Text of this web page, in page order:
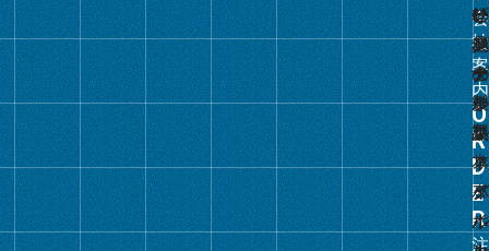
会
社
案
内
ク
注
グ
ル
ー
プ
リ
リ
ジ
ナ
ル
フ
ァ
イ
ル
い
フ
ァ
イ
ル
・
バ
イ
ー
パ
ー
ク
リ
ス
タ
ル
レ
ン
ダ
ー
製
本
リ
ジ
ナ
ル
ク
リ
ア
ホ
ビ
メ
モ
リ
の
他
の
製
品
じ
具